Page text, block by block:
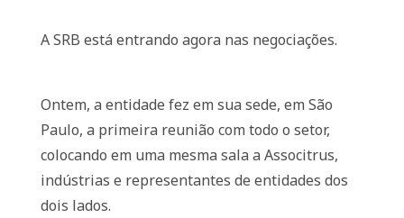
A SRB está entrando agora nas negociações.
Ontem, a entidade fez em sua sede, em São
Paulo, a primeira reunião com todo o setor,
colocando em uma mesma sala a Associtrus,
indústrias e representantes de entidades dos
dois lados.